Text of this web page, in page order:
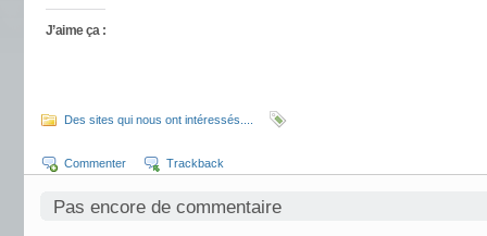
J’aime ça :
Des sites qui nous ont intéressés....
Commenter Trackback
Pas encore de commentaire